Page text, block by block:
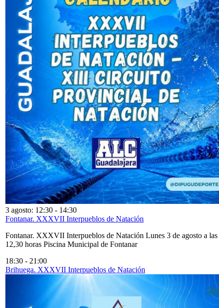
3 agosto: 12:30 - 14:30
Fontanar. XXXVII Interpueblos de Natación
Fontanar. XXXVII Interpueblos de Natación Lunes 3 de agosto a las
12,30 horas Piscina Municipal de Fontanar
18:30 - 21:00
Brihuega. XXXVII Interpueblos de Natación